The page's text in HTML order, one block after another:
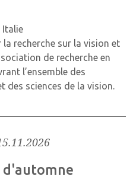
Italie
la recherche sur la vision et
de recherche en
l’ensemble des
des sciences de la vision.
d'automne